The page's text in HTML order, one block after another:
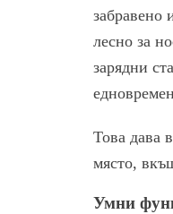
забравено
лесно за
зарядни
Това дава
място,
Умни